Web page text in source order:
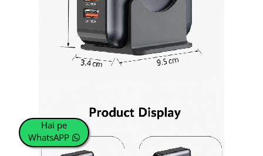
Hai pe
WhatsAPP